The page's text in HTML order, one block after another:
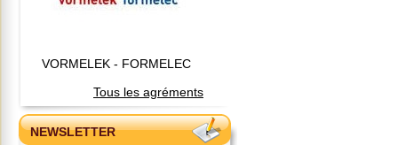
VORMELEK - FORMELEC
Tous les agréments
NEWSLETTER